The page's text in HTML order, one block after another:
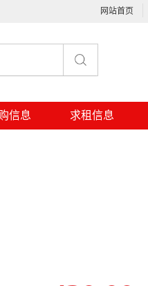
网站首页
信息 求租信息